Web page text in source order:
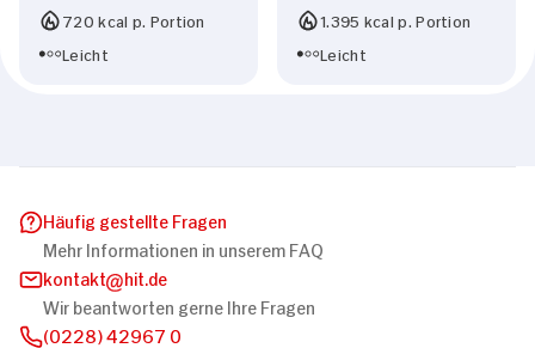
720 kcal p. Portion
Leicht
1.395 kcal p. Portion
Leicht
Häufig gestellte Fragen
Mehr Informationen in unserem FAQ
kontakt
hit.de
Wir beantworten gerne Ihre Fragen
(0228) 42967 0